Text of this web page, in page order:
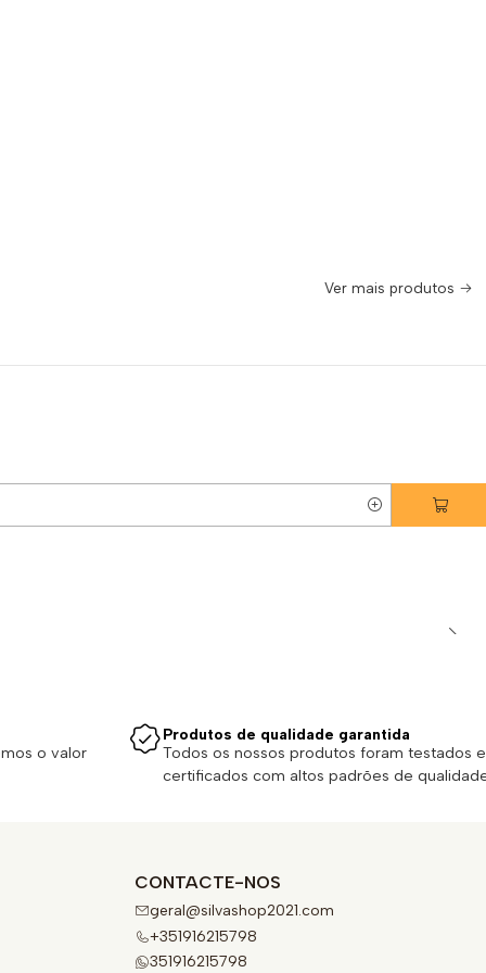
Ver mais produtos
o valor
Produtos de qualidade garantida
Todos os nossos produtos foram testados e
certificados com altos padrões de
CONTACTE-NOS
geral@silvashop2021.com
+351916215798
351916215798